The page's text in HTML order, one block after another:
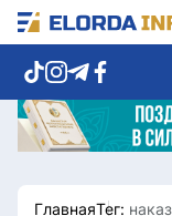
ГлавнаяТег: